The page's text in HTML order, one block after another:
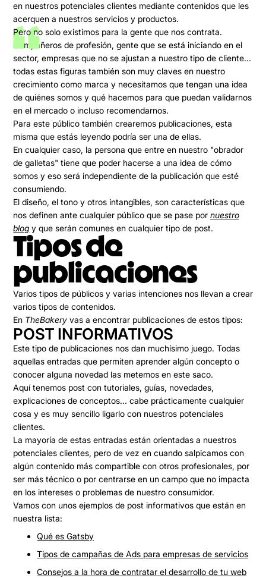
en nuestros potenciales clientes mediante contenidos que les
acerquen a nuestros servicios y productos.
Pero no solo existimos para la gente que nos contrata.
Compañeros de profesión, gente que se está iniciando en el
sector, empresas que no se ajustan a nuestro tipo de cliente...
todas estas figuras también son muy claves en nuestro
crecimiento como marca y necesitamos que tengan una idea
de quiénes somos y qué hacemos para que puedan validarnos
en el mercado o incluso recomendarnos.
Para este público también crearemos publicaciones, esta
misma que estás leyendo podría ser una de ellas.
En cualquier caso, la persona que entre en nuestro "obrador
de galletas" tiene que poder hacerse a una idea de cómo
somos y eso será independiente de la publicación que esté
consumiendo.
El diseño, el tono y otros intangibles, son características que
nos definen ante cualquier público que se pase por nuestro
blog y que serán comunes en cualquier tipo de post.
Tipos de
publicaciones
Varios tipos de públicos y varias intenciones nos llevan a crear
varios tipos de contenidos.
En TheBakery vas a encontrar publicaciones de estos tipos:
POST INFORMATIVOS
Este tipo de publicaciones nos dan muchísimo juego. Todas
aquellas entradas que permiten aprender algún concepto o
conocer alguna novedad las metemos en este saco.
Aquí tenemos post con tutoriales, guías, novedades,
explicaciones de conceptos... cabe prácticamente cualquier
cosa y es muy sencillo ligarlo con nuestros potenciales
clientes.
La mayoría de estas entradasestán orientadas a nuestros
potenciales clientes, pero de vez en cuando salpicamos con
algún contenido más compartible con otros profesionales, por
ser más técnico o por centrarse en un campo que no impacta
en los intereses o problemas de nuestro consumidor.
Vamos con unos ejemplos de post informativos que están en
nuestra lista:
Qué es Gatsby
Tipos de campañas de Ads para empresas de servicios
Consejos a la hora de contratar el desarrollo de tu web